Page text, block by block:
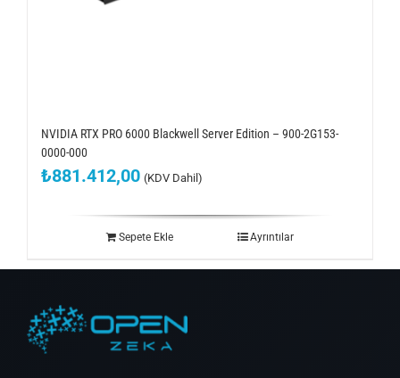
NVIDIA RTX PRO 6000 Blackwell Server Edition – 900-2G153-
0000-000
₺881.412,00 (KDV Dahil)
Sepete Ekle Ayrıntılar